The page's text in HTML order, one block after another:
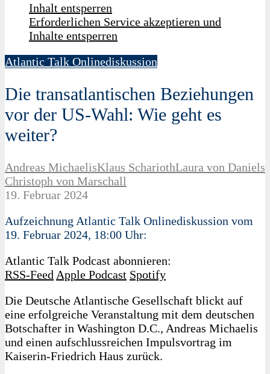
Inhalt entsperren
Erforderlichen Service akzeptieren und
Inhalte entsperren
Atlantic Talk Onlinediskussion
Die transatlantischen Beziehungen
vor der US-Wahl: Wie geht es
weiter?
Andreas MichaelisKlaus SchariothLaura von Daniels
Christoph von Marschall
19. Februar 2024
Aufzeichnung Atlantic Talk Onlinediskussion vom
19. Februar 2024, 18:00 Uhr:
Atlantic Talk Podcast abonnieren:
RSS-Feed Apple Podcast Spotify
Die Deutsche Atlantische Gesellschaft blickt auf
eine erfolgreiche Veranstaltung mit dem deutschen
Botschafter in Washington D.C., Andreas Michaelis
und einen aufschlussreichen Impulsvortrag im
Kaiserin-Friedrich Haus zurück.